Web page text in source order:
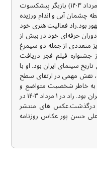
سعید راد (زاده ۴ آبان ۱۳۲۳ – درگذشته ۱ مرداد ۱۴۰۳) بازیگر پیشکسوت
چشمان آبی و اندام ورزیده
بود.راد فعالیت هنری خود
راد در طول دوران حرفه‌ای خود در بیش از
متعددی از جمله دو سیمرغ
جشنواره فیلم فجر دریافت
تاریخ سینمای ایران بود. او با
نقش مهمی در ارتقای سطح
به خاطر شخصیت متواضع و
مردمی خود مورد احترام بسیاری از مردم ایران بود. راد در ۱ مرداد ۱۴۰۳ در
درگذشت.عکس های منتشر
در سال ۱۳۹۲ توسط علی حسن پور عکاس روزنامه